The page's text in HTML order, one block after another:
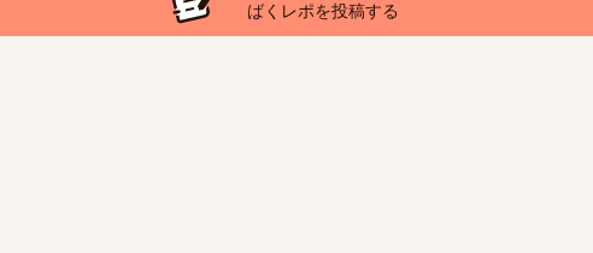
ばくレポを投稿する